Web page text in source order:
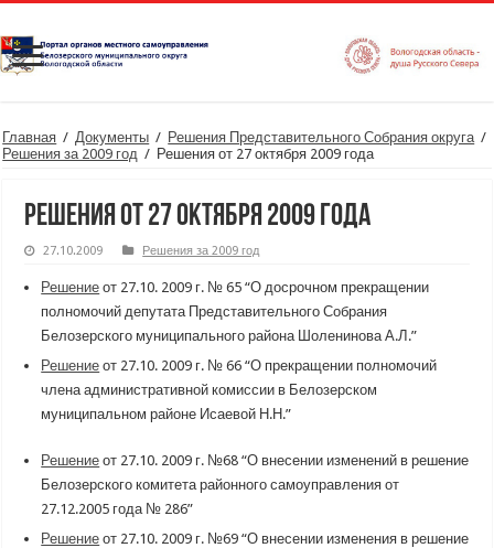
Главная / Документы / Решения Представительного Собрания округа /
Решения за 2009 год / Решения от 27 октября 2009 года
Решения от 27 октября 2009 года
27.10.2009 Решения за 2009 год
Решение от 27.10. 2009 г. № 65 “О досрочном прекращении
полномочий депутата Представительного Собрания
Белозерского муниципального района Шоленинова А.Л.”
Решение от 27.10. 2009 г. № 66 “О прекращении полномочий
члена административной комиссии в Белозерском
муниципальном районе Исаевой Н.Н.”
Решение от 27.10. 2009 г. №68 “О внесении изменений в решение
Белозерского комитета районного самоуправления от
27.12.2005 года № 286”
Решение от 27.10. 2009 г. №69 “О внесении изменения в решение